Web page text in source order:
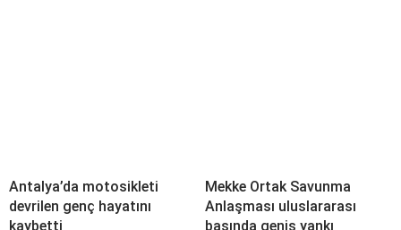
Antalya’da motosikleti
devrilen genç hayatını
kaybetti
Mekke Ortak Savunma
Anlaşması uluslararası
basında geniş yankı